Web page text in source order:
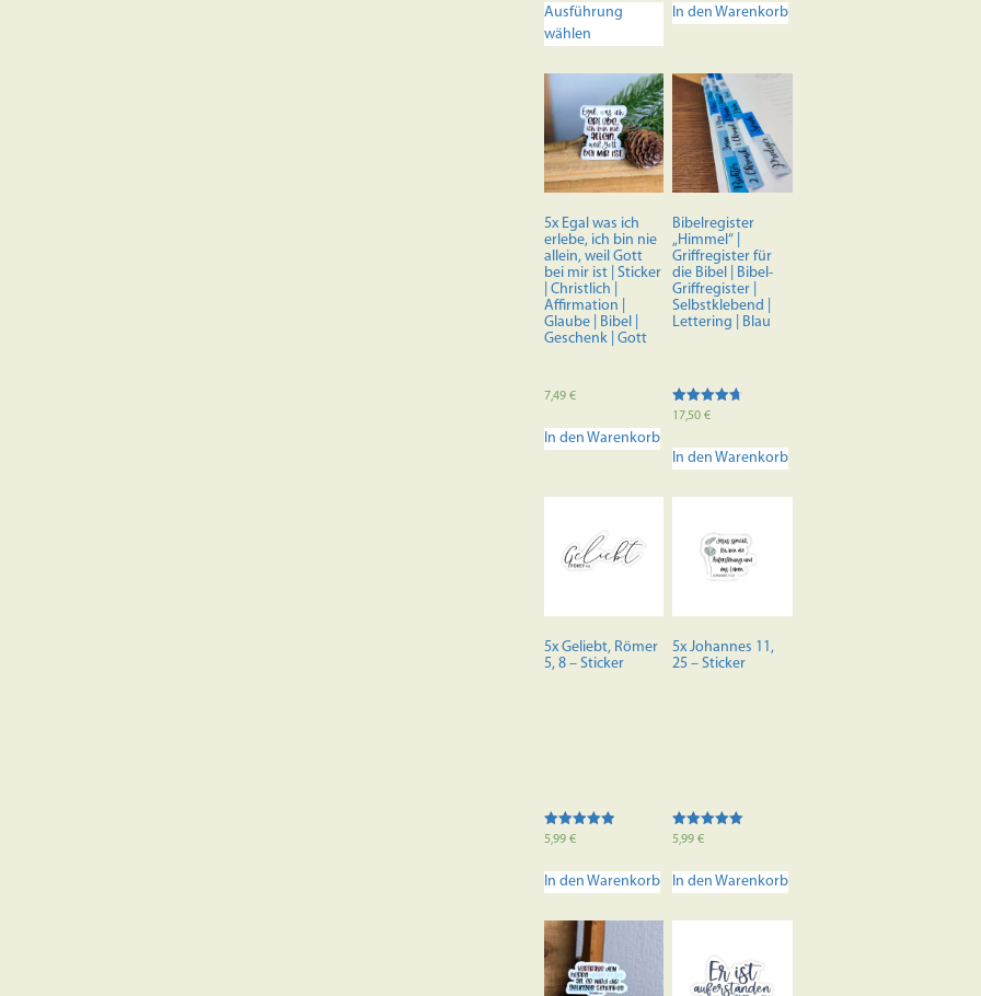
Ausführung
wählen
Produkt
Varianten
auf.
Die
Optionen
können
auf
der
Produktseite
gewählt
werden
In den Warenkorb
5x Egal was ich
erlebe, ich bin nie
allein, weil Gott
bei mir ist | Sticker
| Christlich |
Affirmation |
Glaube | Bibel |
Geschenk | Gott
7,49 €
In den Warenkorb
Bibelregister
„Himmel“ |
Griffregister für
die Bibel | Bibel-
Griffregister |
Selbstklebend |
Lettering | Blau
Bewertet
von 5
17,50€
In den Warenkorb
5x Geliebt, Römer
5, 8 – Sticker
Bewertet mit
5,99 €
In den Warenkorb
5x Johannes 11,
25 – Sticker
Bewertet mit
5,99€
In den Warenkorb